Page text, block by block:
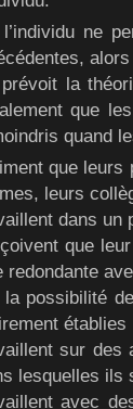
ne
la
que
quand
que leurs
leurs
dans un
que
redondante
la possibilité
établies
sur des
lesquelles ils
avec